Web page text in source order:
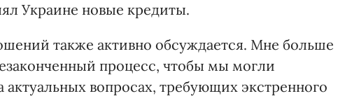
Украине новые кредиты.
также активно обсуждается. Мне больше
процесс, чтобы мы могли
актуальных вопросах, требующих экстренного